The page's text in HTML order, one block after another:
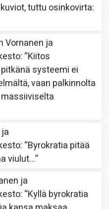
tuttu osinkovirta:
Vornanen ja
: “Kiitos
systeemi ei
vaan palkinnolta
: “Byrokratia pitää
viulut…”
ja
: “Kyllä byrokratia